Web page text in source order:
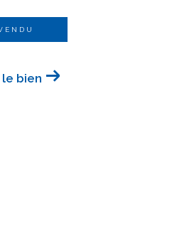
bien